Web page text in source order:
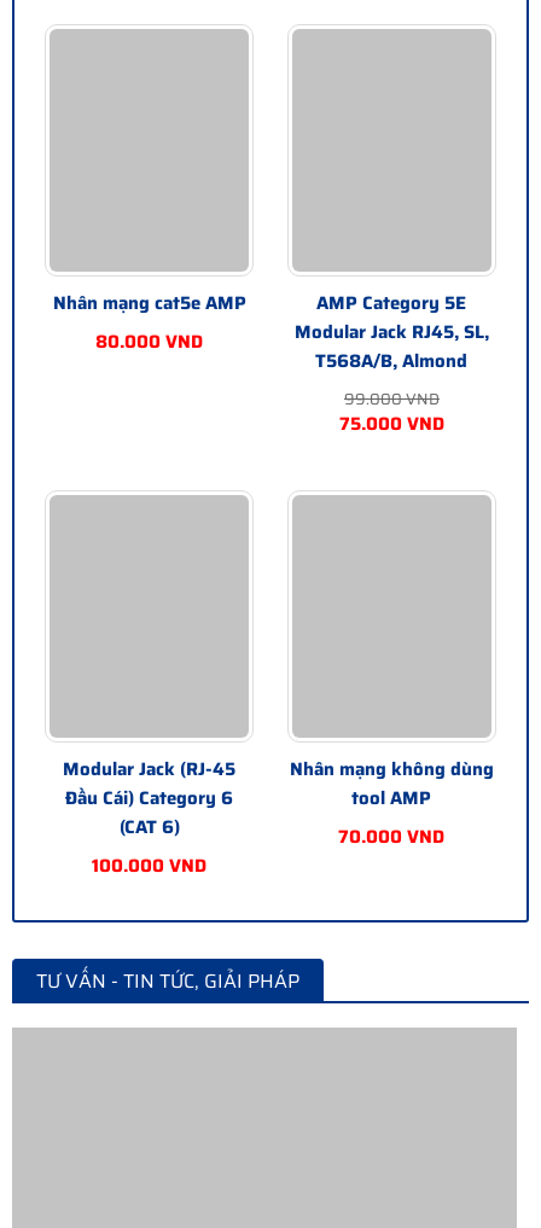
Nhân mạng cat5e AMP
80.000 VND
AMP Category 5E
Modular Jack RJ45, SL,
T568A/B, Almond
99.000 VND
75.000 VND
Modular Jack (RJ-45
Đầu Cái) Category 6
(CAT 6)
100.000 VND
Nhân mạng không dùng
tool AMP
70.000 VND
TƯ VẤN - TIN TỨC, GIẢI PHÁP